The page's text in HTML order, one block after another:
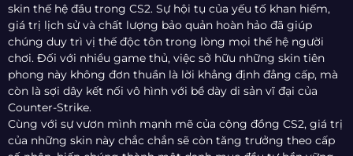
skin thế hệ đầu trong CS2. Sự hội tụ của yếu tố khan hiếm,
giá trị lịch sử và chất lượng bảo quản hoàn hảo đã giúp
chúng duy trì vị thế độc tôn trong lòng mọi thế hệ người
chơi. Đối với nhiều game thủ, việc sở hữu những skin tiên
phong này không đơn thuần là lời khẳng định đẳng cấp, mà
còn là sợi dây kết nối vô hình với bề dày di sản vĩ đại của
Counter-Strike.
Cùng với sự vươn mình mạnh mẽ của cộng đồng CS2, giá trị
của những skin này chắc chắn sẽ còn tăng trưởng theo cấp